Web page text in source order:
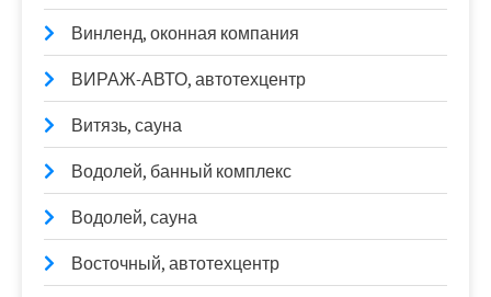
Винленд, оконная компания
ВИРАЖ-АВТО, автотехцентр
Витязь, сауна
Водолей, банный комплекс
Водолей, сауна
Восточный, автотехцентр